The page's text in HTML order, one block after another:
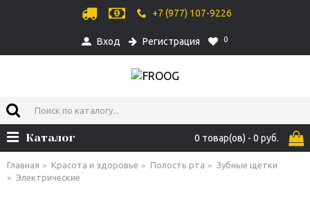
+7 (977) 107-9226
Вход Регистрация 0
0 товар(ов) - 0 руб.
Каталог
Главная Красота и здоровье Полость рта
Зубные щетки
Электрические